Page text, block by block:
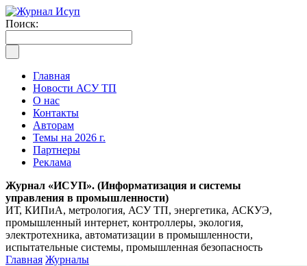
Поиск:
Главная
Новости АСУ ТП
О нас
Контакты
Авторам
Темы на 2026 г.
Партнеры
Реклама
Журнал «ИСУП». (Информатизация и системы
управления в промышленности)
ИТ, КИПиА, метрология, АСУ ТП, энергетика, АСКУЭ,
промышленный интернет, контроллеры, экология,
электротехника, автоматизации в промышленности,
испытательные системы, промышленная безопасность
Главная Журналы